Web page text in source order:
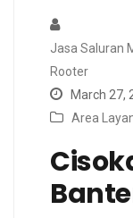
Jasa Saluran
Rooter
March 27,
Area